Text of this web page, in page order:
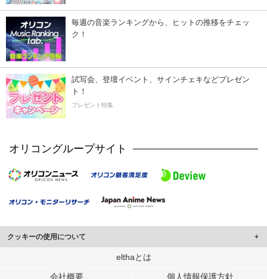
毎週の音楽ランキングから、ヒットの推移をチェッ
ク！
試写会、登壇イベント、サインチェキなどプレゼン
ト！
プレゼント特集
オリコングループサイト
クッキーの使用について
このサイトでは Cookie を使用して、ユーザーに合わせたコンテンツや広告の
行っています。
elthaとは
会社概要 個人情報保護方針